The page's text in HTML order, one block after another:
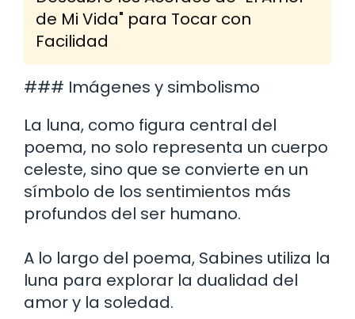
de Mi Vida" para Tocar con
Facilidad
### Imágenes y simbolismo
La luna, como figura central del
poema, no solo representa un cuerpo
celeste, sino que se convierte en un
símbolo de los sentimientos más
profundos del ser humano.
A lo largo del poema, Sabines utiliza la
luna para explorar la dualidad del
amor y la soledad.